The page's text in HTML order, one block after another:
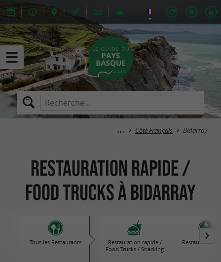
Côté Français Bidarray
Restauration rapide /
Food Trucks à Bidarray
Tous les Restaurants
Restauration rapide /
Food Trucks / Snacking
Restaurants